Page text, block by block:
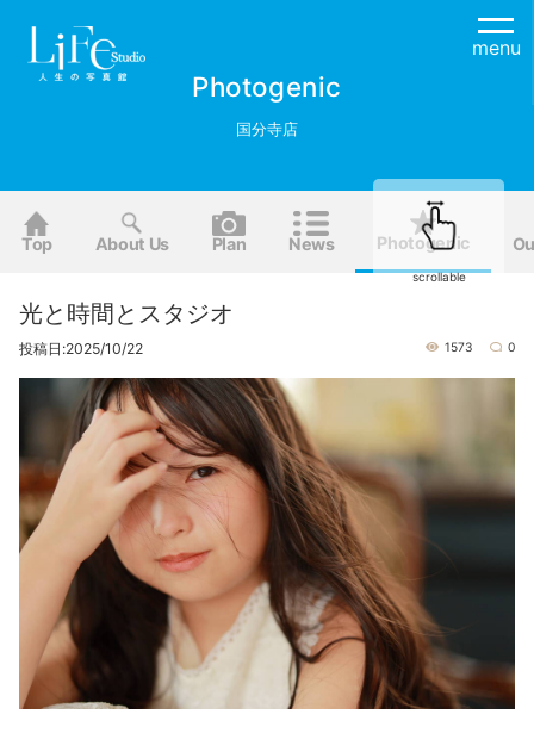
menu
Photogenic
国分寺店
Top About Us Plan News Photogenic
光と時間とスタジオ
投稿日:2025/10/22 1573 0